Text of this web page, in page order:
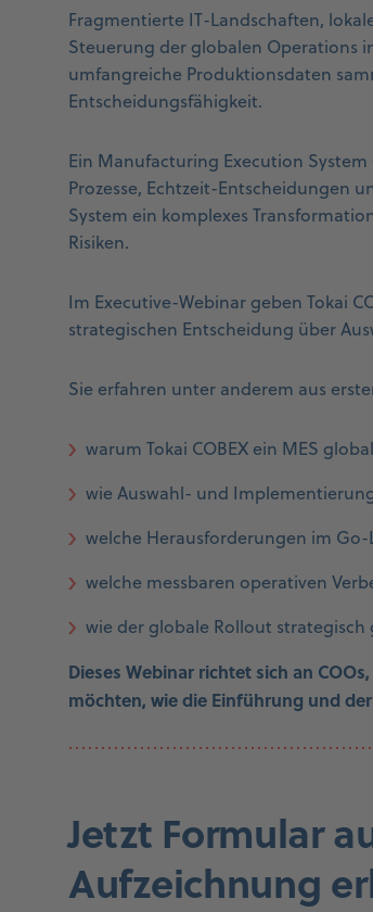
Fragmentierte IT-Landschaften,
Steuerung der globalen Operations
umfangreiche Produktionsdaten
Entscheidungsfähigkeit.
Ein Manufacturing Execution
Prozesse, Echtzeit-Entscheidungen
System ein komplexes
Risiken.
Im Executive-Webinar geben Tokai
strategischen Entscheidung über
Sie erfahren unter anderem aus
warum Tokai COBEX ein MES
wie Auswahl- und
welche Herausforderungen im
welche messbaren operativen
wie der globale Rollout strategisch
Dieses Webinar richtet sich an
möchten, wie die Einführung und
Jetzt Formular
Aufzeichnung